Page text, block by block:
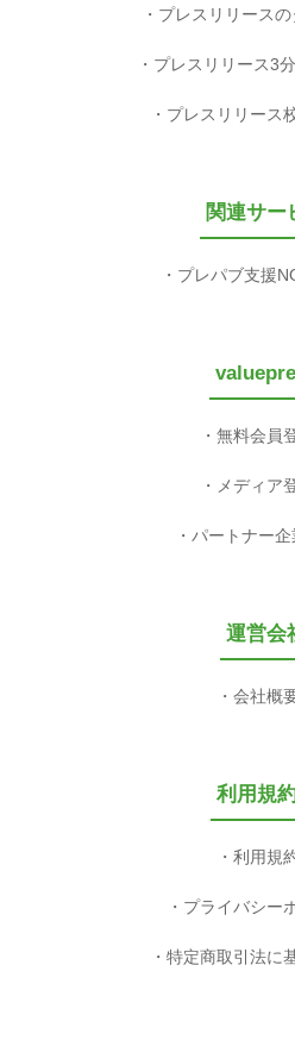
プレスリリース
プレスリリース3
プレスリリース
関連サー
プレパブ支援
無料会員
メディア
パートナー
運営会
会社概
利用規
利用規
プライバシー
特定商取引法に